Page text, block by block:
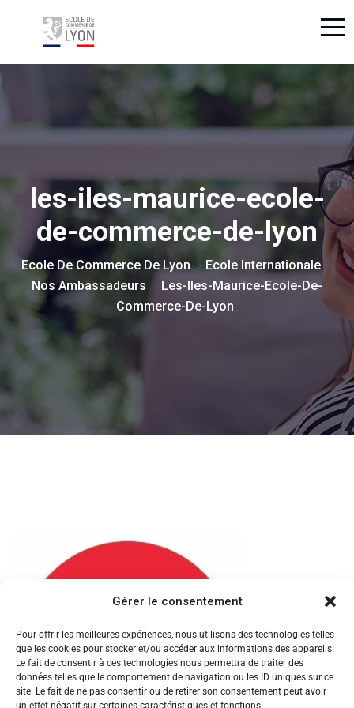
Gérer le consentement
Pour offrir les meilleures expériences, nous utilisons des technologies telles
que les cookies pour stocker et/ou accéder aux informations des appareils.
Le fait de consentir à ces technologies nous permettra de traiter des
données telles que le comportement de navigation ou les ID uniques sur ce
site. Le fait de ne pas consentir ou de retirer son consentement peut avoir
un effet négatif sur certaines caractéristiques et fonctions.
les-iles-maurice-ecole-
de-commerce-de-lyon
Ecole De Commerce De Lyon > Ecole Internationale >
Nos Ambassadeurs
Les-Iles-Maurice-Ecole-De-
Commerce-De-Lyon